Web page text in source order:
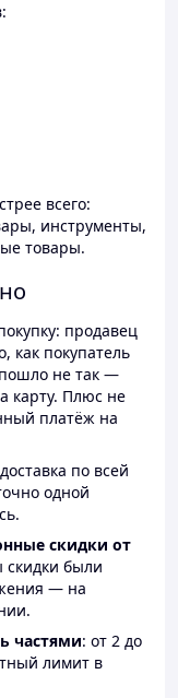
всего:
инструменты,
товары.
продавец
как покупатель
пошло не так —
карту. Плюс не
платёж на
по всей
одной
скидки от
скидки были
— на
частями: от 2 до
лимит в